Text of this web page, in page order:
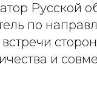
Русской
по
и